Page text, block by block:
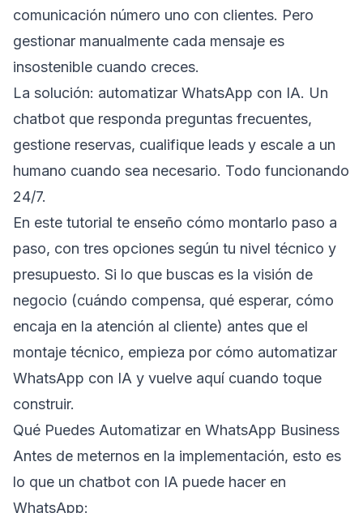
comunicación número uno con clientes. Pero
gestionar manualmente cada mensaje es
insostenible cuando creces.
La solución: automatizar WhatsApp con IA. Un
chatbot que responda preguntas frecuentes,
gestione reservas, cualifique leads y escale a un
humano cuando sea necesario. Todo funcionando
24/7.
En este tutorial te enseño cómo montarlo paso a
paso, con tres opciones según tu nivel técnico y
presupuesto. Si lo que buscas es la visión de
negocio (cuándo compensa, qué esperar, cómo
encaja en la atención al cliente) antes que el
montaje técnico, empieza por cómo automatizar
WhatsApp con IA y vuelve aquí cuando toque
construir.
Qué Puedes Automatizar en WhatsApp Business
Antes de meternos en la implementación, esto es
lo que un chatbot con IA puede hacer en
WhatsApp: